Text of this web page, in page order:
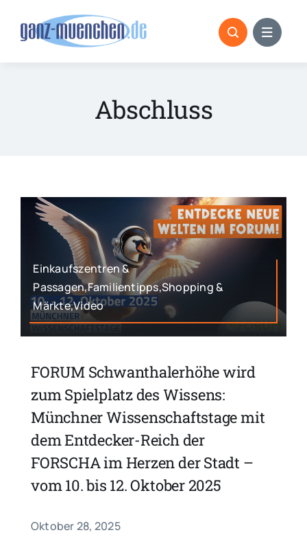
Abschluss
Einkaufszentren &
Passagen,Familientipps,Shopping &
Märkte,Video
FORUM Schwanthalerhöhe wird
zum Spielplatz des Wissens:
Münchner Wissenschaftstage mit
dem Entdecker-Reich der
FORSCHA im Herzen der Stadt –
vom 10. bis 12. Oktober 2025
Oktober 28, 2025